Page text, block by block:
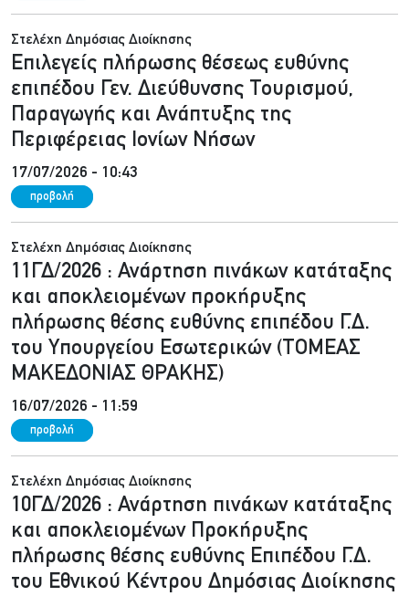
Στελέχη Δημόσιας Διοίκησης
Επιλεγείς πλήρωσης θέσεως ευθύνης
επιπέδου Γεν. Διεύθυνσης Τουρισμού,
Παραγωγής και Ανάπτυξης της
Περιφέρειας Ιονίων Νήσων
17/07/2026 - 10:43
προβολή
Στελέχη Δημόσιας Διοίκησης
11ΓΔ/2026 : Ανάρτηση πινάκων κατάταξης
και αποκλειομένων προκήρυξης
πλήρωσης θέσης ευθύνης επιπέδου Γ.Δ.
του Υπουργείου Εσωτερικών (ΤΟΜΕΑΣ
ΜΑΚΕΔΟΝΙΑΣ ΘΡΑΚΗΣ)
16/07/2026 - 11:59
προβολή
Στελέχη Δημόσιας Διοίκησης
10ΓΔ/2026 : Ανάρτηση πινάκων κατάταξης
και αποκλειομένων Προκήρυξης
πλήρωσης θέσης ευθύνης Επιπέδου Γ.Δ.
του Εθνικού Κέντρου Δημόσιας Διοίκησης